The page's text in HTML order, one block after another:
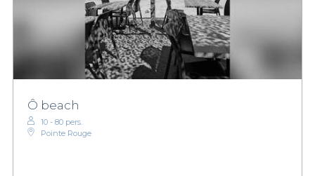
Ô beach
10 - 80 pers.
Pointe Rouge